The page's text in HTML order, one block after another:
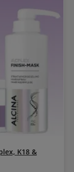
K18 &